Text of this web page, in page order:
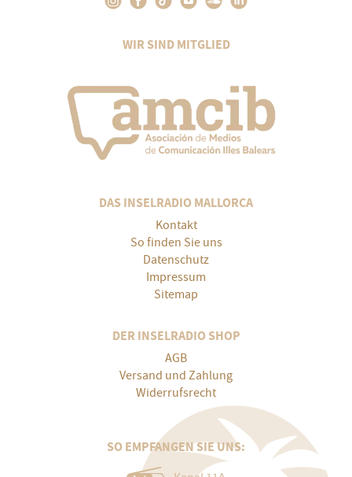
WIR SIND MITGLIED
DAS INSELRADIO MALLORCA
Kontakt
So finden Sie uns
Datenschutz
Impressum
Sitemap
DER INSELRADIO SHOP
AGB
Versand und Zahlung
Widerrufsrecht
SO EMPFANGEN SIE UNS: